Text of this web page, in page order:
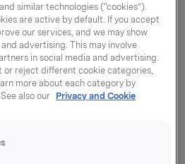
1,5l
similar technologies (“cookies”).
are active by default. If you accept
our services, and we may show
advertising. This may involve
in social media and advertising.
or reject different cookie categories,
more about each category by
also our
Privacy and Cookie